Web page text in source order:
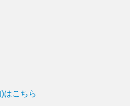
はこちら